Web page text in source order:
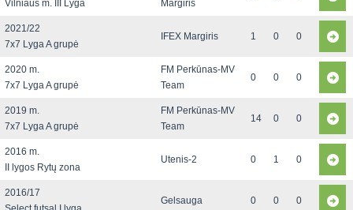
Vilniaus m. III Lyga
Margiris
2021/22
7x7 Lyga A grupė
IFEX Margiris 1 0 0
2020 m.
7x7 Lyga A grupė
FM Perkūnas-MV
Team
0 0 0
2019 m.
7x7 Lyga A grupė
FM Perkūnas-MV
Team
14 0 0
2016 m.
II lygos Rytų zona
Utenis-2 0 1 0
2016/17
Gelsauga 0 0 0